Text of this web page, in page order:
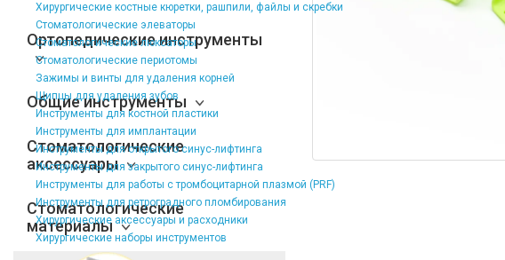
Хирургические костные кюретки, рашпили, файлы и скребки
Стоматологические элеваторы
Стоматологические люксаторы
Стоматологические периотомы
Зажимы и винты для удаления корней
Щипцы для удаления зубов
Инструменты для костной пластики
Инструменты для имплантации
Инструменты для открытого синус-лифтинга
Инструменты для закрытого синус-лифтинга
Инструменты для работы с тромбоцитарной плазмой (PRF)
Инструменты для ретроградного пломбирования
Хирургические аксессуары и расходники
Хирургические наборы инструментов
Ортопедические инструменты
Общие инструменты
Стоматологические
аксессуары
Стоматологические
материалы